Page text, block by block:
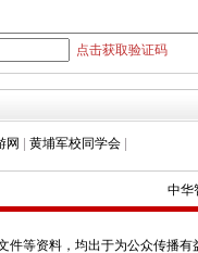
点击获取验证码
网 黄埔军校同学会
中华
等资料，均出于为公众传播